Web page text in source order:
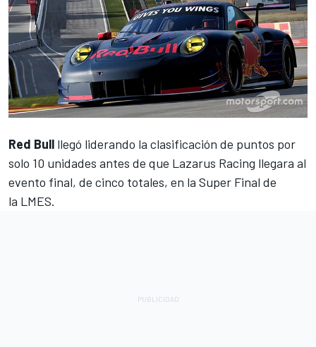
Red Bull llegó liderando la clasificación de puntos por
solo 10 unidades antes de que Lazarus Racing llegara al
evento final, de cinco totales, en la Super Final de
la LMES.